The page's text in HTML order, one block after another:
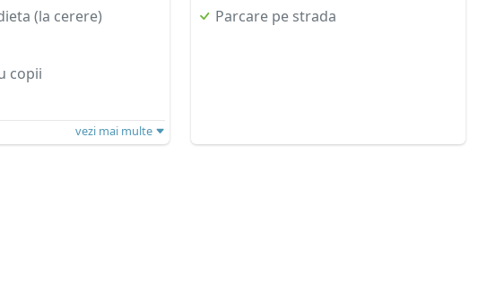
(la cerere)
copii
vezi mai multe
Parcare pe strada